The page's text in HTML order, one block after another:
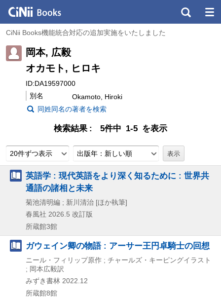
CiNii Books機能統合対応の追加実施をいたしました
岡本, 広毅
オカモト, ヒロキ
ID:DA19597000
別名
Okamoto, Hiroki
同姓同名の著者を検索
検索結果 5件中 1-5 を表示
20件ずつ表示 出版年：新しい順
英語学 : 現代英語をより深く知るために : 世界共
通語の諸相と未来
菊池清明編 ; 新川清治 [ほか執筆]
春風社 2026.5 改訂版
所蔵館3館
ガウェイン卿の物語 : アーサー王円卓騎士の回想
ニール・フィリップ原作 ; チャールズ・キーピングイラスト
; 岡本広毅訳
みずき書林 2022.12
所蔵館8館